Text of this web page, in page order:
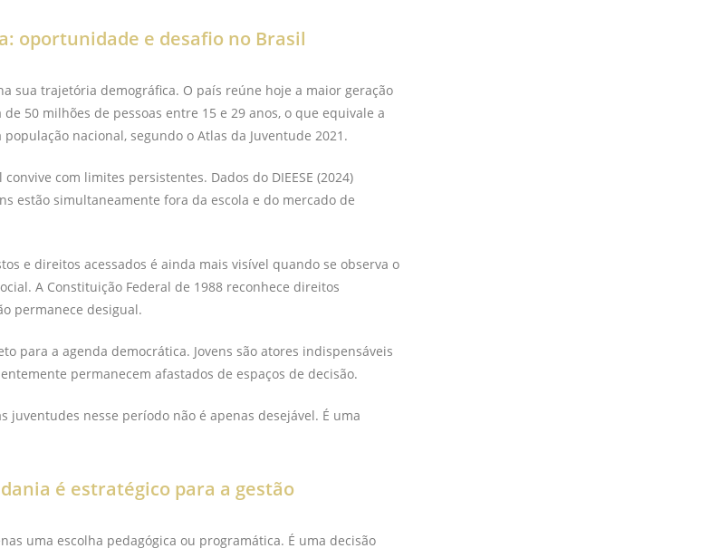
oportunidade e desafio no Brasil
sua trajetória demográfica. O país reúne hoje a maior geração
50 milhões de pessoas entre 15 e 29 anos, o que equivale a
nacional, segundo o Atlas da Juventude 2021.
com limites persistentes. Dados do DIEESE (2024)
estão simultaneamente fora da escola e do mercado de
e direitos acessados é ainda mais visível quando se observa o
A Constituição Federal de 1988 reconhece direitos
permanece desigual.
para a agenda democrática. Jovens são atores indispensáveis
permanecem afastados de espaços de decisão.
juventudes nesse período não é apenas desejável. É uma
é estratégico para a gestão
uma escolha pedagógica ou programática. É uma decisão